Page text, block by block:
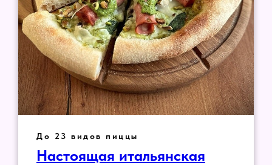
До 23 видов пиццы
Настоящая итальянская